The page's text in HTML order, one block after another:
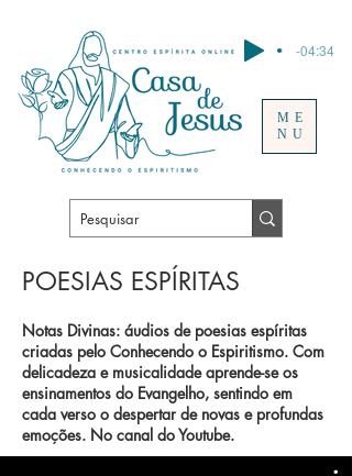
ME
NU
-04:34
POESIAS ESPÍRITAS
Notas Divinas: áudios de poesias espíritas
criadas pelo Conhecendo o Espiritismo. Com
delicadeza e musicalidade aprende-se os
ensinamentos do Evangelho, sentindo em
cada verso o despertar de novas e profundas
emoções. No canal do Youtube.